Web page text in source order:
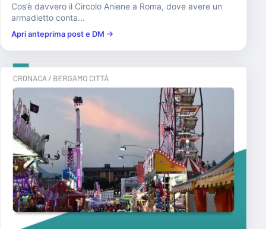
Cos’è davvero il Circolo Aniene a Roma, dove avere un
armadietto conta...
Apri anteprima post e DM →